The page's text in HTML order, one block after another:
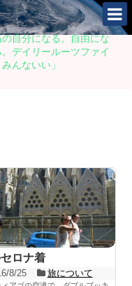
自分になる。自由にな
デイリールーツファイ
んないい」
セロナ着
8/25 旅について